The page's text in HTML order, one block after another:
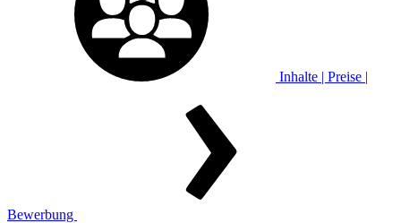
Inhalte | Preise |
Bewerbung